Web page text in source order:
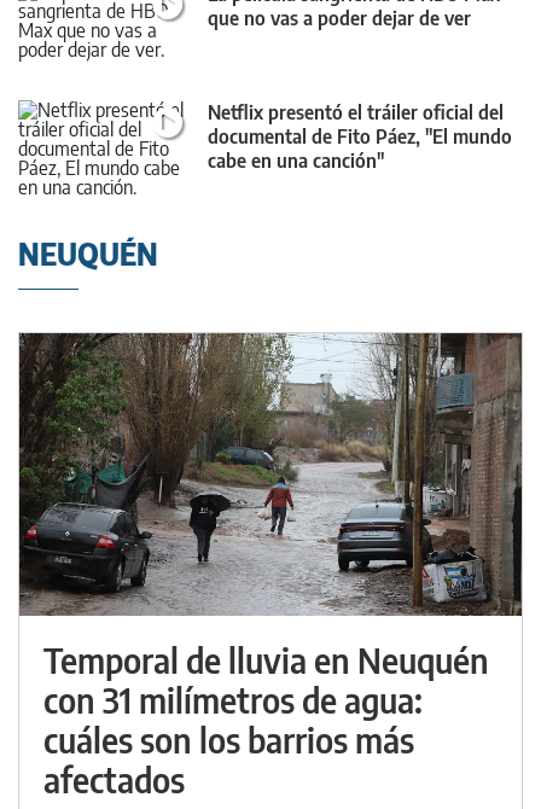
que no vas a poder dejar de ver
Netflix presentó el tráiler oficial del
documental de Fito Páez, "El mundo
cabe en una canción"
NEUQUÉN
Temporal de lluvia en Neuquén
con 31 milímetros de agua:
cuáles son los barrios más
afectados